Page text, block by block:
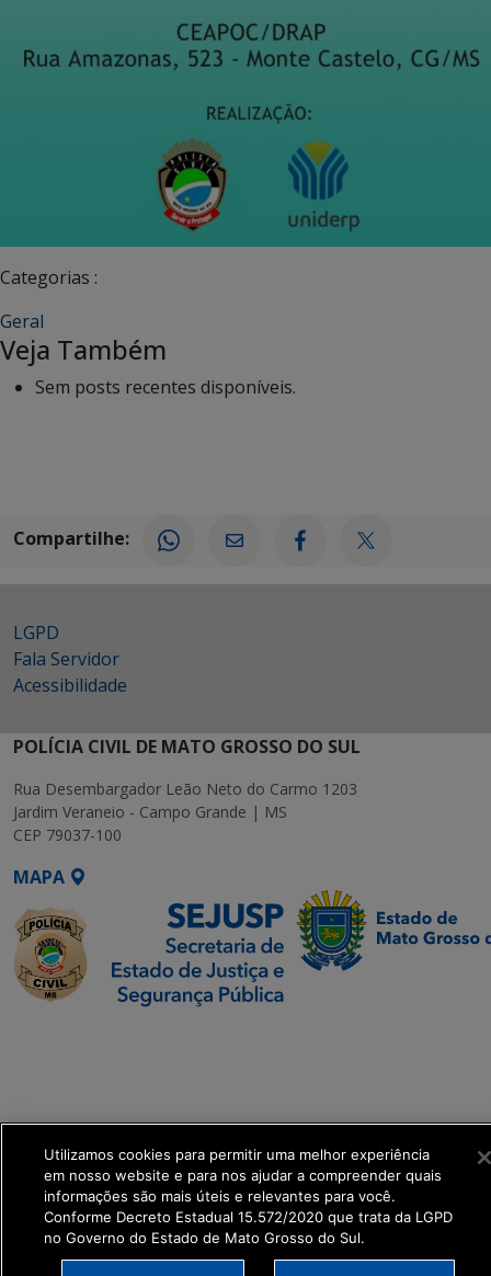
Categorias :
Geral
Veja Também
Sem posts recentes disponíveis.
Compartilhe:
LGPD
Fala Servidor
Acessibilidade
POLÍCIA CIVIL DE MATO GROSSO DO SUL
Rua Desembargador Leão Neto do Carmo 1203
Jardim Veraneio - Campo Grande | MS
CEP 79037-100
MAPA
get_footer();
Utilizamos cookies para permitir uma melhor experiência
em nosso website e para nos ajudar a compreender quais
informações são mais úteis e relevantes para você.
Conforme Decreto Estadual 15.572/2020 que trata da LGPD
no Governo do Estado de Mato Grosso do Sul.